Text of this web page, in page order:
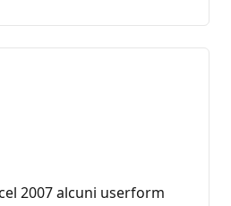
2007 alcuni userform